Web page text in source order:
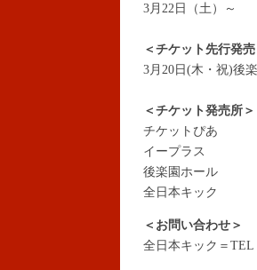
3月22日（土）～
＜チケット先行発
3月20日(木・祝)後
＜チケット発売所＞
チケットぴあ
イープラス
後楽園ホール
全日本キック
＜お問い合わせ＞
全日本キック＝TEL